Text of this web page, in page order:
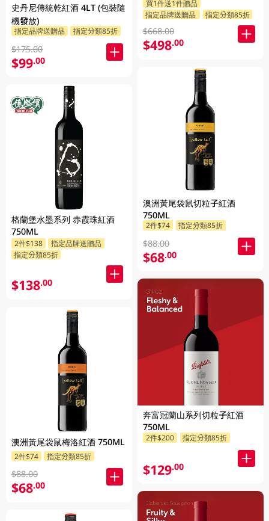
史丹尼傳統乾紅酒 4LT (包裝隨
機發放)
指定品牌送贈品 指定分類85折
$175.00
$99.00
格蘭堡水墨系列 赤霞珠紅酒
750ML
2件$138
指定品牌送贈品
指定分類85折
$138.00
澳洲黃尾袋鼠梅洛紅酒 750ML
2件$74 指定分類85折
$88.00
$68.00
買1件送1件贈品
指定品牌送贈品
指定分類85折
$668.00
$498.00
澳洲黃尾袋鼠切粒子紅酒
750ML
2件$74 指定分類85折
$88.00
$68.00
奔富冠蘭山系列切粒子紅酒
750ML
2件$200 指定分類85折
$129.00